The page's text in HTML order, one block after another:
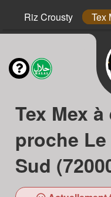
Riz Crousty Tex
Tex Mex
proche
Sud